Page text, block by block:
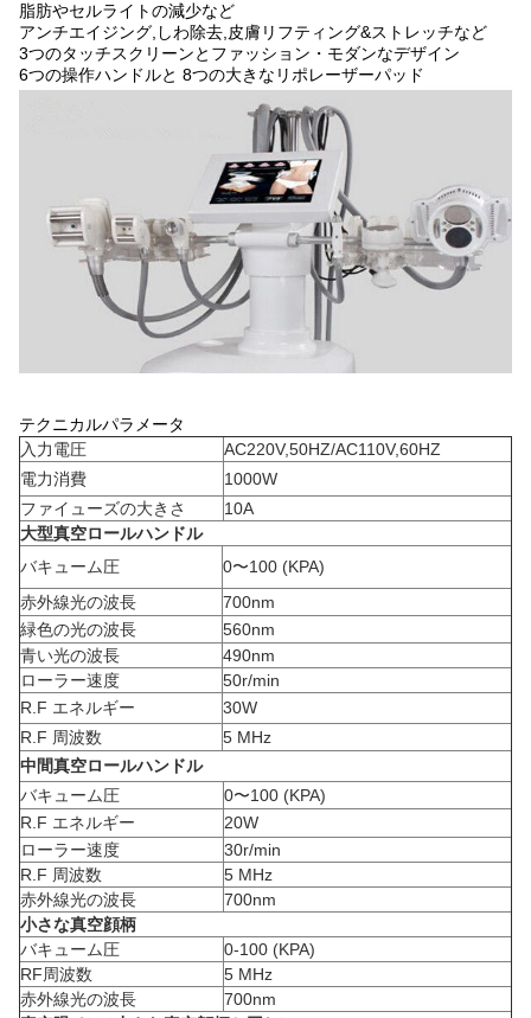
脂肪やセルライトの減少など
アンチエイジング,しわ除去,皮膚リフティング&ストレッチなど
3つのタッチスクリーンとファッション・モダンなデザイン
6つの操作ハンドルと 8つの大きなリポレーザーパッド
テクニカルパラメータ
入力電圧
AC220V,50HZ/AC110V,60HZ
電力消費
1000W
ファイューズの大きさ
10A
大型真空ロールハンドル
バキューム圧
0〜100 (KPA)
赤外線光の波長
700nm
緑色の光の波長
560nm
青い光の波長
490nm
ローラー速度
50r/min
R.F エネルギー
30W
R.F 周波数
5 MHz
中間真空ロールハンドル
バキューム圧
0〜100 (KPA)
R.F エネルギー
20W
ローラー速度
30r/min
R.F 周波数
5 MHz
赤外線光の波長
700nm
小さな真空顔柄
バキューム圧
0-100 (KPA)
RF周波数
5 MHz
赤外線光の波長
700nm